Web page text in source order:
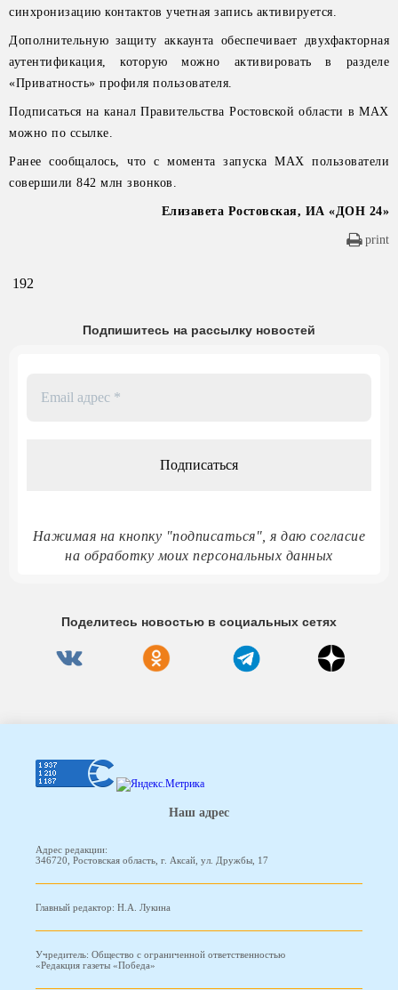
синхронизацию контактов учетная запись активируется.
Дополнительную защиту аккаунта обеспечивает двухфакторная
аутентификация, которую можно активировать в разделе
«Приватность» профиля пользователя.
Подписаться на канал Правительства Ростовской области в МАХ
можно по ссылке.
Ранее сообщалось, что с момента запуска МАХ пользователи
совершили 842 млн звонков.
Елизавета Ростовская, ИА «ДОН 24»
print
192
Подпишитесь на рассылку новостей
Нажимая на кнопку "подписаться", я даю согласие
на обработку моих персональных данных
Поделитесь новостью в социальных сетях
Наш адрес
Адрес редакции:
346720, Ростовская область, г. Аксай, ул. Дружбы, 17
Главный редактор: Н.А. Лукина
Учредитель: Общество с ограниченной ответственностью
«Редакция газеты «Победа»